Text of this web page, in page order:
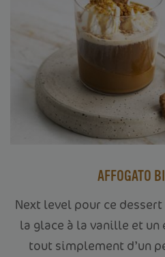
AFFOGATO
Next level pour ce
la glace à la vanille et un
tout simplement d’un